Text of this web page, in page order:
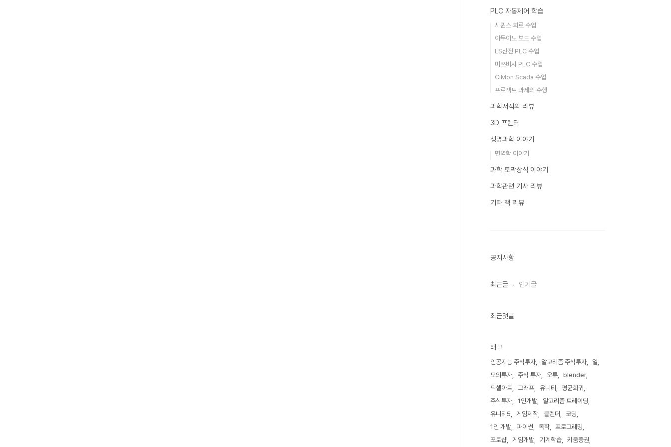
PLC 자동제어 학습
시퀀스 회로 수업
아두이노 보드 수업
LS산전 PLC 수업
미쯔비시 PLC 수업
CiMon Scada 수업
프로젝트 과제의 수행
과학서적의 리뷰
3D 프린터
생명과학 이야기
면역학 이야기
과학 토막상식 이야기
과학관련 기사 리뷰
기타 책 리뷰
공지사항
최근글 인기글
최근댓글
태그
인공지능 주식투자 알고리즘 주식투자
일
모의투자
주식 투자 오류
blender
픽셀아트
그래프 유니티
평균회귀
주식투자
1인개발
알고리즘 트레이딩
유니티5
게임제작 블렌더
코딩
1인 개발
파이썬 독학
프로그래밍
포토샵
게임개발 기계학습 키움증권